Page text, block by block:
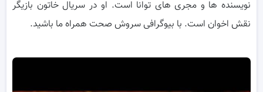
نویسنده ها و مجری های توانا است. او در سریال خاتون بازیگر
نقش اخوان است. با بیوگرافی سروش صحت همراه ما باشید.